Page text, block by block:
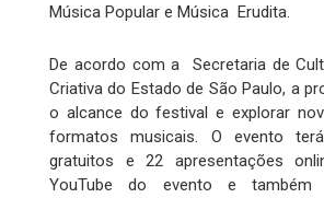
Música Popular e Música Erudita.
De acordo com a Secretaria de
Criativa do Estado de São Paulo, a
o alcance do festival e explorar
formatos musicais. O evento
gratuitos e 22 apresentações
YouTube do evento e também